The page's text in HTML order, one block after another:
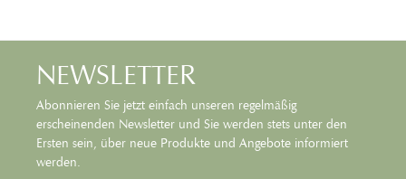
NEWSLETTER
Abonnieren Sie jetzt einfach unseren regelmäßig
erscheinenden Newsletter und Sie werden stets unter den
Ersten sein, über neue Produkte und Angebote informiert
werden.